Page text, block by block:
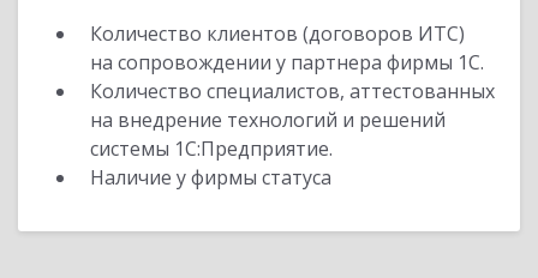
Количество клиентов (договоров ИТС)
на сопровождении у партнера фирмы 1С.
Количество специалистов, аттестованных
на внедрение технологий и решений
системы 1С:Предприятие.
Наличие у фирмы статуса